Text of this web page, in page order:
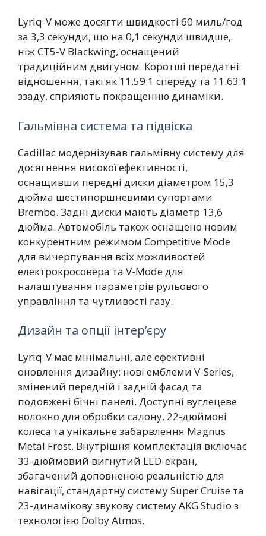
Lyriq-V може досягти швидкості 60 миль/год
за 3,3 секунди, що на 0,1 секунди швидше,
ніж CT5-V Blackwing, оснащений
традиційним двигуном. Коротші передатні
відношення, такі як 11.59:1 спереду та 11.63:1
ззаду, сприяють покращенню динаміки.
Гальмівна система та підвіска
Cadillac модернізував гальмівну систему для
досягнення високої ефективності,
оснащивши передні диски діаметром 15,3
дюйма шестипоршневими супортами
Brembo. Задні диски мають діаметр 13,6
дюйма. Автомобіль також оснащено новим
конкурентним режимом Competitive Mode
для вичерпування всіх можливостей
електрокросовера та V-Mode для
налаштування параметрів рульового
управління та чутливості газу.
Дизайн та опції інтер’єру
Lyriq-V має мінімальні, але ефективні
оновлення дизайну: нові емблеми V-Series,
змінений передній і задній фасад та
подовжені бічні панелі. Доступні вуглецеве
волокно для обробки салону, 22-дюймові
колеса та унікальне забарвлення Magnus
Metal Frost. Внутрішня комплектація включає
33-дюймовий вигнутий LED-екран,
збагачений доповненою реальністю для
навігації, стандартну систему Super Cruise та
23-динамікову звукову систему AKG Studio з
технологією Dolby Atmos.